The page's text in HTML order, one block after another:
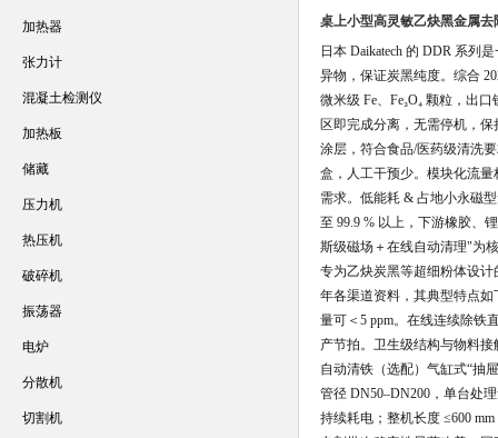
桌上小型高灵敏乙炔黑金属去
日本 Daikatech 的 DDR 系列
异物，保证炭黑纯度。综合
微米级 Fe、Fe₃O₄ 颗粒，出
区即完成分离，无需停机，
涂层，符合食品/医药级清洗
盒，人工干预少。模块化流量
需求。低能耗 & 占地小永磁
至 99.9 % 以上，下游橡胶、
斯级磁场＋在线自动清理"为
专为乙炔炭黑等超细粉体设
年各渠道资料，其典型特点如
量可＜5 ppm。在线连续除铁
产节拍。卫生级结构与物料接
自动清铁（选配）气缸式“抽
管径 DN50–DN200，单台处
持续耗电；整机长度 ≤600
加热器
张力计
混凝土检测仪
加热板
储藏
压力机
热压机
破碎机
振荡器
电炉
分散机
切割机